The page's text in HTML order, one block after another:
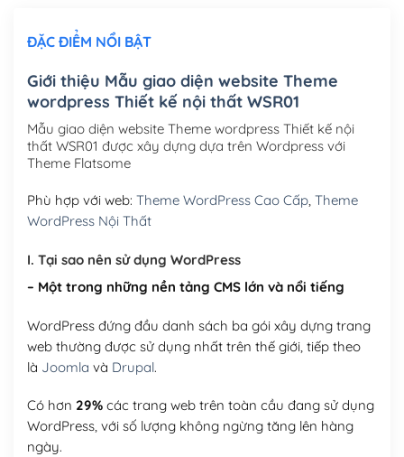
Mua thêm Host + Tên miền
Tên miền quốc tế .com .net .org (1 năm)
Tên miền Việt Nam .vn (1 năm) (+550,000₫)
Hosting 2GB SSD (1 năm)(+450,000₫)
Hosting 5GB SSD (1 năm)
ĐẶC ĐIỂM NỔI BẬT
Giới thiệu Mẫu giao diện website Theme
wordpress Thiết kế nội thất WSR01
Mẫu giao diện website Theme wordpress Thiết kế nội
thất WSR01 được xây dựng dựa trên Wordpress với
Theme Flatsome
Phù hợp với web: Theme WordPress Cao Cấp, Theme
WordPress Nội Thất
I. Tại sao nên sử dụng WordPress
– Một trong những nền tảng CMS lớn và nổi tiếng
WordPress đứng đầu danh sách ba gói xây dựng trang
web thường được sử dụng nhất trên thế giới, tiếp theo
là Joomla và Drupal.
Có hơn 29%các trang web trên toàn cầu đang sử dụng
WordPress, với số lượng không ngừng tăng lên hàng
ngày.